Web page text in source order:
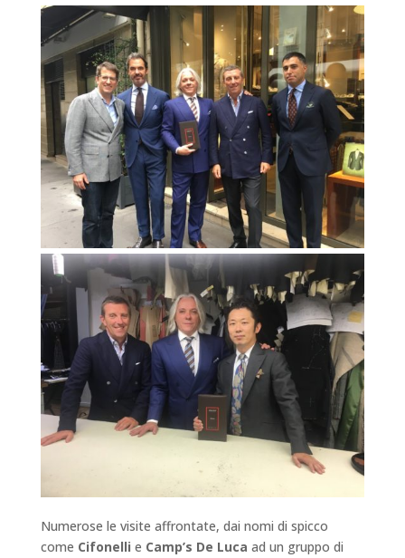
Numerose le visite affrontate, dai nomi di spicco
come Cifonelli e Camp’s De Luca ad un gruppo di